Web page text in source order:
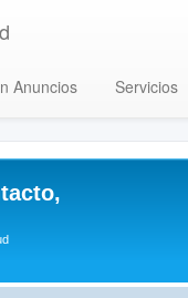
Anuncios Servicios